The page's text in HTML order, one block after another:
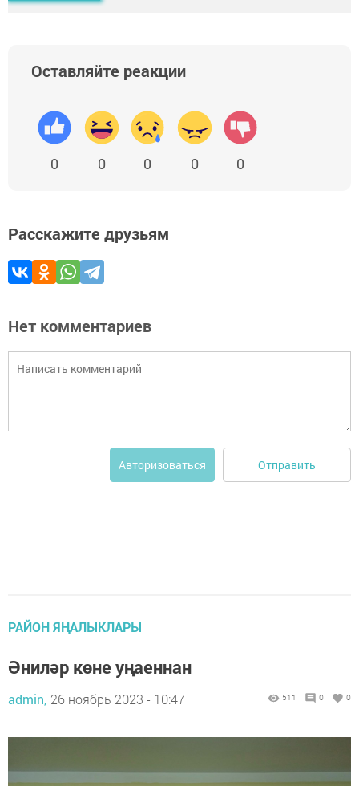
Оставляйте реакции
0 0 0 0 0
Расскажите друзьям
Нет комментариев
Авторизоваться Отправить
РАЙОН ЯҢАЛЫКЛАРЫ
Әниләр көне уңаеннан
admin, 26 ноябрь 2023 - 10:47 511 0 0